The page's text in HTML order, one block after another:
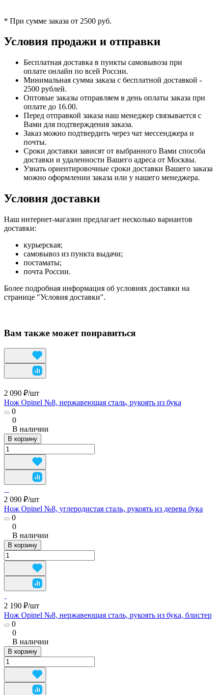
* При сумме заказа от 2500 руб.
Условия продажи и отправки
Бесплатная доставка в пункты самовывоза при
оплате онлайн по всей России.
Минимальная сумма заказа с бесплатной доставкой -
2500 рублей.
Оптовые заказы отправляем в день оплаты заказа при
оплате до 16.00.
Перед отправкой заказа наш менеджер связывается с
Вами для подтверждения заказа.
Заказ можно подтвердить через чат мессенджера и
почты.
Сроки доставки зависят от выбранного Вами способа
доставки и удаленности Вашего адреса от Москвы.
Узнать ориентировочные сроки доставки Вашего заказа
можно оформлении заказа или у нашего менеджера.
Условия доставки
Наш интернет-магазин предлагает несколько вариантов
доставки:
курьерская;
самовывоз из пункта выдачи;
постаматы;
почта России.
Более подробная информация об условиях доставки на
странице "Условия доставки".
Вам также может понравиться
2 090 ₽/шт
Нож Opinel №8, нержавеющая сталь, рукоять из бука
0
0
В наличии
В корзину
2 090 ₽/шт
Нож Opinel №8, углеродистая сталь, рукоять из дерева бука
0
0
В наличии
В корзину
2 190 ₽/шт
Нож Opinel №8, нержавеющая сталь, рукоять из бука, блистер
0
0
В наличии
В корзину